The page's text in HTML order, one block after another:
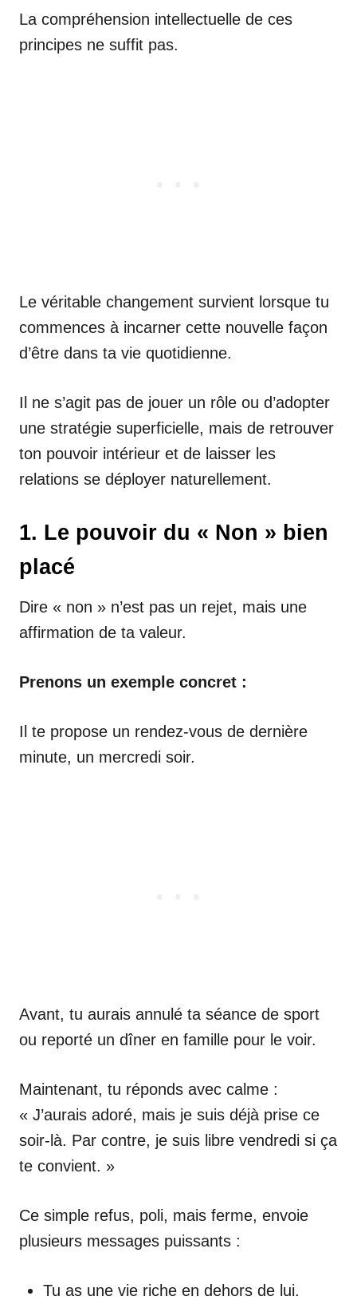
La compréhension intellectuelle de ces
principes ne suffit pas.
Le véritable changement survient lorsque tu
commences à incarner cette nouvelle façon
d’être dans ta vie quotidienne.
Il ne s’agit pas de jouer un rôle ou d’adopter
une stratégie superficielle, mais de retrouver
ton pouvoir intérieur et de laisser les
relations se déployer naturellement.
1. Le pouvoir du « Non » bien
placé
Dire « non » n’est pas un rejet, mais une
affirmation de ta valeur.
Prenons un exemple concret :
Il te propose un rendez-vous de dernière
minute, un mercredi soir.
Avant, tu aurais annulé ta séance de sport
ou reporté un dîner en famille pour le voir.
Maintenant, tu réponds avec calme :
« J’aurais adoré, mais je suis déjà prise ce
soir-là. Par contre, je suis libre vendredi si ça
te convient. »
Ce simple refus, poli, mais ferme, envoie
plusieurs messages puissants :
Tu as une vie riche en dehors de lui.